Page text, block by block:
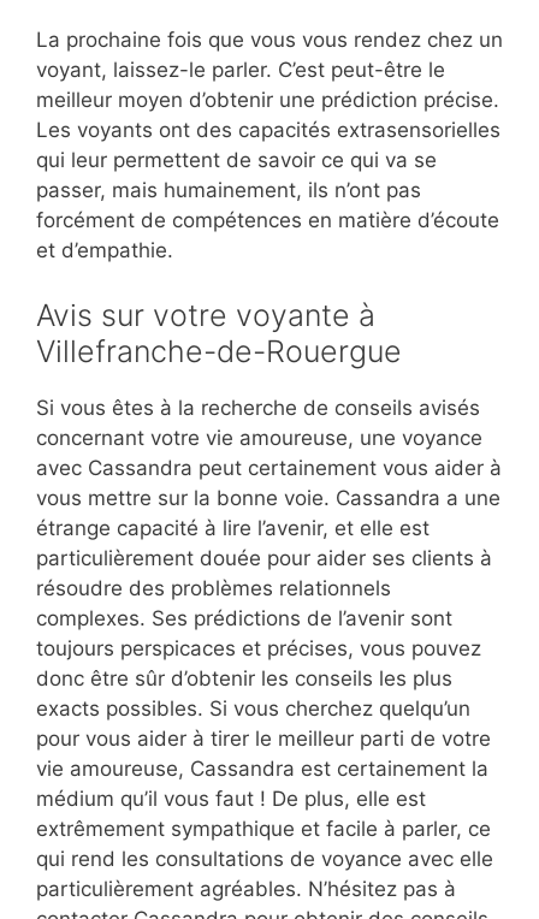
La prochaine fois que vous vous rendez chez un
voyant, laissez-le parler. C’est peut-être le
meilleur moyen d’obtenir une prédiction précise.
Les voyants ont des capacités extrasensorielles
qui leur permettent de savoir ce qui va se
passer, mais humainement, ils n’ont pas
forcément de compétences en matière d’écoute
et d’empathie.
Avis sur votre voyante à
Villefranche-de-Rouergue
Si vous êtes à la recherche de conseils avisés
concernant votre vie amoureuse, une voyance
avec Cassandra peut certainement vous aider à
vous mettre sur la bonne voie. Cassandra a une
étrange capacité à lire l’avenir, et elle est
particulièrement douée pour aider ses clients à
résoudre des problèmes relationnels
complexes. Ses prédictions de l’avenir sont
toujours perspicaces et précises, vous pouvez
donc être sûr d’obtenir les conseils les plus
exacts possibles. Si vous cherchez quelqu’un
pour vous aider à tirer le meilleur parti de votre
vie amoureuse, Cassandra est certainement la
médium qu’il vous faut ! De plus, elle est
extrêmement sympathique et facile à parler, ce
qui rend les consultations de voyance avec elle
particulièrement agréables. N’hésitez pas à